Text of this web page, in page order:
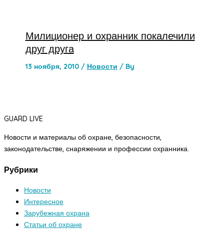
Милиционер и охранник покалечили
друг друга
13 ноября, 2010 / Новости / By
GUARD LIVE
Новости и материалы об охране, безопасности,
законодательстве, снаряжении и профессии охранника.
Рубрики
Новости
Интересное
Зарубежная охрана
Статьи об охране